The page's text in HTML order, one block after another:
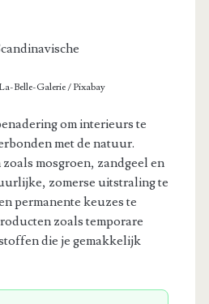
Belle-Galerie / Pixabay
om interieurs te
met de natuur.
mosgroen, zandgeel en
zomerse uitstraling te
permanente keuzes te
zoals temporare
die je gemakkelijk